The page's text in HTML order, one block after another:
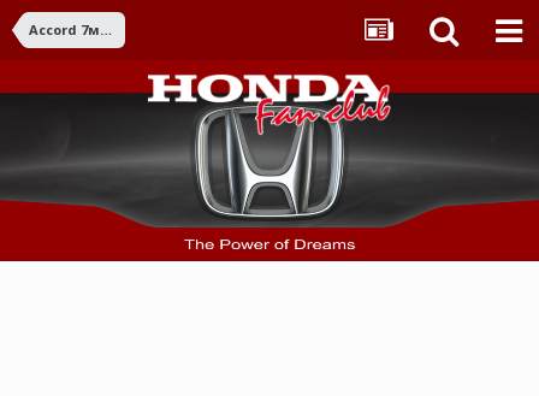
Accord 7ма ген. (2003-2007)